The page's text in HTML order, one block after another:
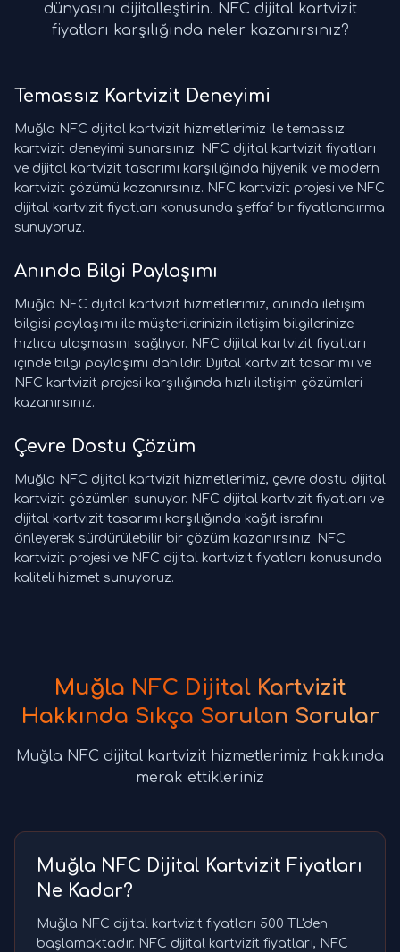
dünyasını dijitalleştirin. NFC dijital kartvizit
fiyatları karşılığında neler kazanırsınız?
Temassız Kartvizit Deneyimi
Muğla NFC dijital kartvizit hizmetlerimiz ile temassız
kartvizit deneyimi sunarsınız. NFC dijital kartvizit fiyatları
ve dijital kartvizit tasarımı karşılığında hijyenik ve modern
kartvizit çözümü kazanırsınız. NFC kartvizit projesi ve NFC
dijital kartvizit fiyatları konusunda şeffaf bir fiyatlandırma
sunuyoruz.
Anında Bilgi Paylaşımı
Muğla NFC dijital kartvizit hizmetlerimiz, anında iletişim
bilgisi paylaşımı ile müşterilerinizin iletişim bilgilerinize
hızlıca ulaşmasını sağlıyor. NFC dijital kartvizit fiyatları
içinde bilgi paylaşımı dahildir. Dijital kartvizit tasarımı ve
NFC kartvizit projesi karşılığında hızlı iletişim çözümleri
kazanırsınız.
Çevre Dostu Çözüm
Muğla NFC dijital kartvizit hizmetlerimiz, çevre dostu dijital
kartvizit çözümleri sunuyor. NFC dijital kartvizit fiyatları ve
dijital kartvizit tasarımı karşılığında kağıt israfını
önleyerek sürdürülebilir bir çözüm kazanırsınız. NFC
kartvizit projesi ve NFC dijital kartvizit fiyatları konusunda
kaliteli hizmet sunuyoruz.
Muğla NFC Dijital Kartvizit
Hakkında Sıkça Sorulan Sorular
Muğla NFC dijital kartvizit hizmetlerimiz hakkında
merak ettikleriniz
Muğla NFC Dijital Kartvizit Fiyatları
Ne Kadar?
Muğla NFC dijital kartvizit fiyatları 500 TL'den
başlamaktadır. NFC dijital kartvizit fiyatları, NFC